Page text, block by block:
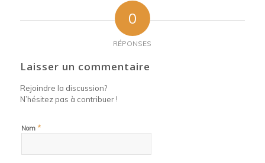
0
RÉPONSES
Laisser un commentaire
Rejoindre la discussion?
N’hésitez pas à contribuer !
Nom *